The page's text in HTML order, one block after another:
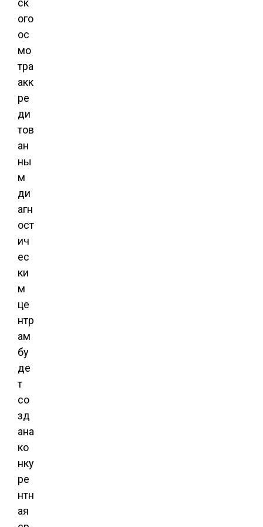
ск
ого
ос
мо
тра
акк
ре
ди
тов
ан
ны
м
ди
агн
ост
ич
ес
ки
м
це
нтр
ам
бу
де
т
со
зд
ана
ко
нку
ре
нтн
ая